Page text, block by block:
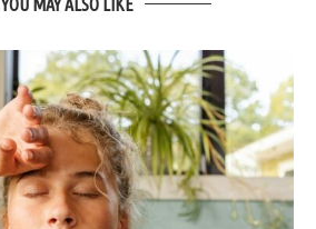
YOU MAY ALSO LIKE